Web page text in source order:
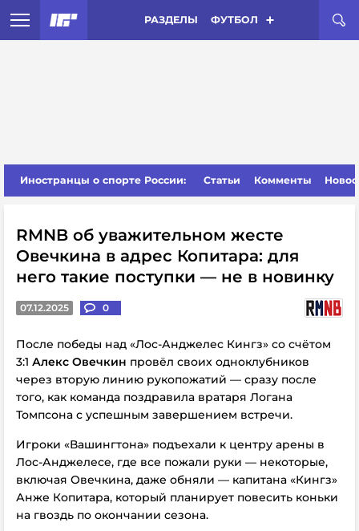
РАЗДЕЛЫ ФУТБОЛ
Иностранцы о спорте России: Статьи Комменты
RMNB об уважительном жесте
Овечкина в адрес Копитара: для
него такие поступки — не в новинку
07.12.2025 0
После победы над «Лос-Анджелес Кингз» со счётом
3:1 Алекс Овечкин провёл своих одноклубников
через вторую линию рукопожатий — сразу после
того, как команда поздравила вратаря Логана
Томпсона с успешным завершением встречи.
Игроки «Вашингтона» подъехали к центру арены в
Лос-Анджелесе, где все пожали руки — некоторые,
включая Овечкина, даже обняли — капитана «Кингз»
Анже Копитара, который планирует повесить коньки
на гвоздь по окончании сезона.